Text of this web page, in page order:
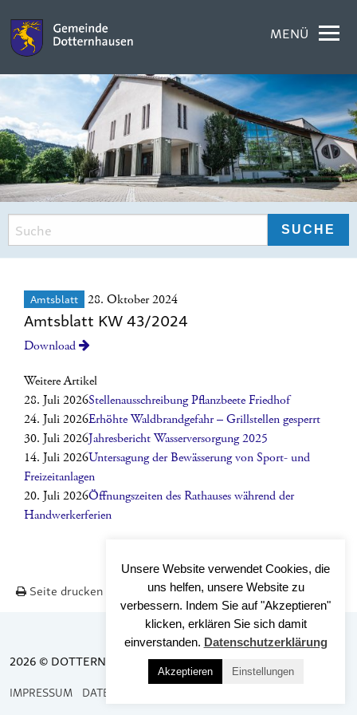
MENÜ
Amtsblatt 28. Oktober 2024
Amtsblatt KW 43/2024
Download
Weitere Artikel
28. Juli 2026Stellenausschreibung Pflanzbeete Friedhof
24. Juli 2026Erhöhte Waldbrandgefahr – Grillstellen gesperrt
30. Juli 2026Jahresbericht Wasserversorgung 2025
14. Juli 2026Untersagung der Bewässerung von Sport- und
Freizeitanlagen
20. Juli 2026Öffnungszeiten des Rathauses während der
Handwerkerferien
Seite drucken Nach OBEN
2026 © DOTTERNHAUSEN
IMPRESSUM DATENSCHUTZ
Unsere Website verwendet Cookies, die
uns helfen, unsere Website zu
verbessern. Indem Sie auf "Akzeptieren"
klicken, erklären Sie sich damit
einverstanden. Datenschutzerklärung
Akzeptieren Einstellungen